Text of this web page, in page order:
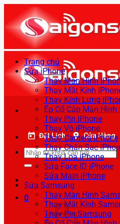
qua
nội
dung
Đặt Lịch Cửa Hàng
Tìm
kiếm:
0
Trang chủ
Sửa iPhone
Thay Màn Hình
Thay Mặt Kính
Thay Kính Lưng
Ép Cổ Cáp Màn Hình
Thay Pin iPhone
Thay Vỏ iPhone
Thay Camera iPhone
Thay Chân Sạc
Thay Loa iPhone
Sửa Face ID iPhone
Sửa Main iPhone
Sửa Samsung
Thay Màn Hình
Thay Mặt Kính
Thay Pin Samsung